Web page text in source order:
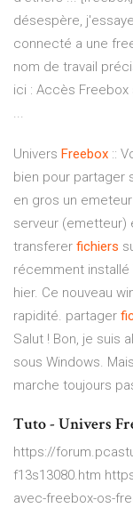
désespère,
connecté a une
nom de travail
ici : Accès Freebox
...
Univers Freebox ::
bien pour partager
en gros un
serveur (emetteur)
transferer fichiers
récemment installé
hier. Ce nouveau
rapidité. partager
Salut ! Bon, je suis
sous Windows.
marche toujours
Tuto - Univers
https://
f13s13080.htm
avec-freebox-os-